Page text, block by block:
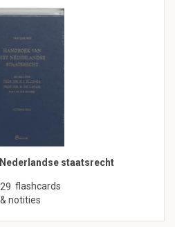
staatsrecht
flashcards
& notities